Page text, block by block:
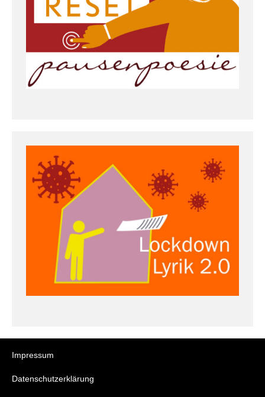
Impressum
Datenschutzerklärung